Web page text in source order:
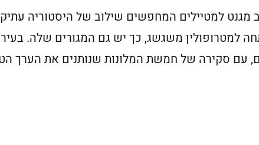
מגנט למטיילים המחפשים שילוב של היסטוריה
למטרופולין משגשג, כך יש גם המגורים שלה.
עם סקירה של חמשת המלונות שנותנים את הערך